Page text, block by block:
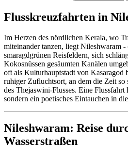
Flusskreuzfahrten in
Im Herzen des nördlichen Kerala, wo
miteinander tanzen, liegt Nileshwaram -
smaragdgrünen Reisfeldern, sich
Kokosnüssen gesäumten Kanälen
oft als Kulturhauptstadt von Kasaragod
ruhiger Zufluchtsort, an dem die Zeit so
des Thejaswini-Flusses. Eine Flussfahrt
sondern ein poetisches Eintauchen in
Nileshwaram: Reise
Wasserstraßen